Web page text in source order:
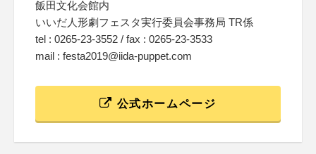
飯田文化会館内
いいだ人形劇フェスタ実行委員会事務局 TR係
tel : 0265-23-3552 / fax : 0265-23-3533
mail : festa2019@iida-puppet.com
公式ホームページ